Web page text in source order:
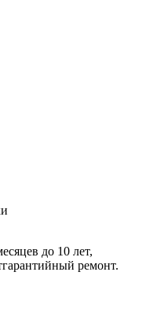
до 10 лет,
ремонт.